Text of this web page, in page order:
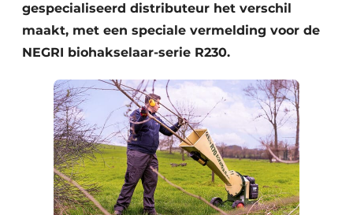
gespecialiseerd distributeur het verschil
maakt, met een speciale vermelding voor de
NEGRI biohakselaar-serie R230.